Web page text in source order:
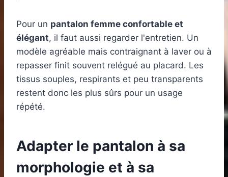
Pour un pantalon femme confortable et
élégant, il faut aussi regarder l'entretien. Un
modèle agréable mais contraignant à laver ou à
repasser finit souvent relégué au placard. Les
tissus souples, respirants et peu transparents
restent donc les plus sûrs pour un usage
répété.
Adapter le pantalon à sa
morphologie et à sa